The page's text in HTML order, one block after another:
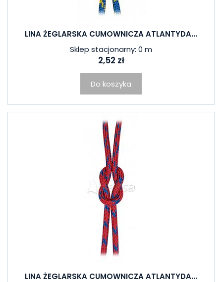
LINA ŻEGLARSKA CUMOWNICZA ATLANTYDA...
Sklep stacjonarny: 0 m
2,52 zł
Do koszyka
LINA ŻEGLARSKA CUMOWNICZA ATLANTYDA...